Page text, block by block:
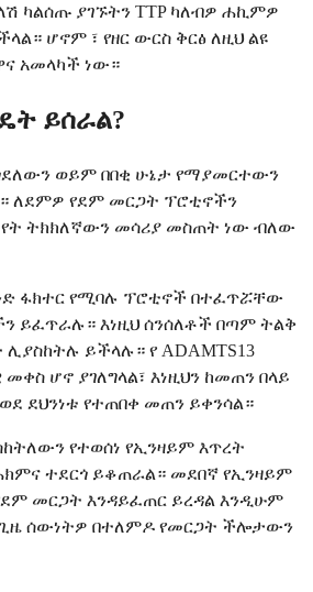
ካልሰጡ ያገኙትን TTP ካለብዎ ሐኪምዎ
ሆኖም ፣ የዘር ውርስ ቅርፅ ለዚህ ልዩ
አመላካች ነው።
ይሰራል?
ወይም በበቂ ሁኔታ የማያመርተውን
ለደምዎ የደም መርጋት ፕሮቲኖችን
ትክክለኛውን መሳሪያ መስጠት ነው ብለው
ፋክተር የሚባሉ ፕሮቲኖች በተፈጥሯቸው
ይፈጥራሉ። እነዚህ ሰንሰለቶች በጣም ትልቅ
ይችላሉ። የ ADAMTS13
ሆኖ ያገለግላል፣ እነዚህን ከመጠን በላይ
ደህንነቱ የተጠበቀ መጠን ይቀንሳል።
የተወሰነ የኢንዛይም እጥረት
ተደርጎ ይቆጠራል። መደበኛ የኢንዛይም
መርጋት እንዳይፈጠር ይረዳል እንዲሁም
ሰውነትዎ በተለምዶ የመርጋት ችሎታውን